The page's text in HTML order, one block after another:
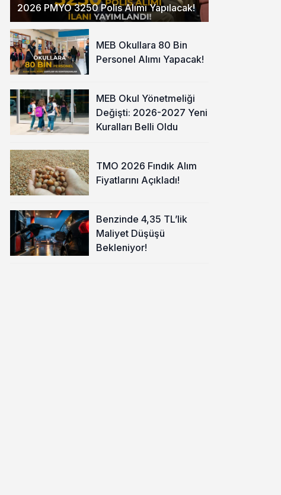
2026 PMYO 3250 Polis Alımı Yapılacak!
MEB Okullara 80 Bin
Personel Alımı Yapacak!
MEB Okul Yönetmeliği
Değişti: 2026-2027 Yeni
Kuralları Belli Oldu
TMO 2026 Fındık Alım
Fiyatlarını Açıkladı!
Benzinde 4,35 TL’lik
Maliyet Düşüşü
Bekleniyor!